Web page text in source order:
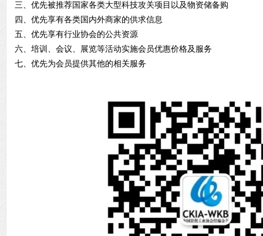
三、优先被推荐国家各类大型科技攻关项目以及物资储备购
四、优先享有各类国内外商家的供求信息
五、优先享有行业协会的公共资源
六、培训、会议、展览等活动实施会员优惠价格及服务
七、优先为会员提供其他的相关服务